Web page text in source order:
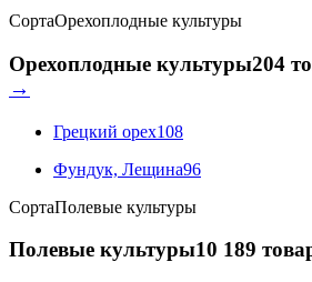
СортаОрехоплодные культуры
Орехоплодные культуры204
→
Грецкий орех108
Фундук, Лещина96
СортаПолевые культуры
Полевые культуры10 189